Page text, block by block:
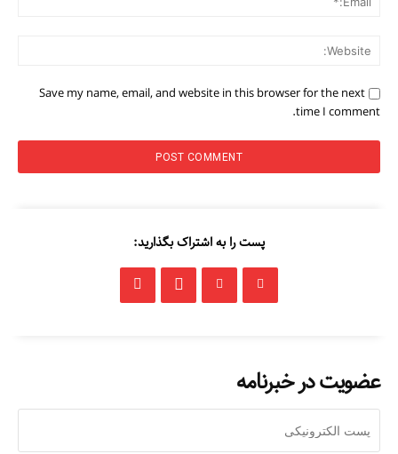
Save my name, email, and website in this browser for the next
time I comment.
پست را به اشتراک بگذارید:
عضویت در خبرنامه